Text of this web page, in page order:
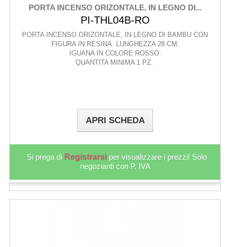
PORTA INCENSO ORIZONTALE, IN LEGNO DI...
PI-THL04B-RO
PORTA INCENSO ORIZONTALE, IN LEGNO DI BAMBU CON
FIGURA IN RESINA. LUNGHEZZA 28 CM.
IGUANA IN COLORE ROSSO.
QUANTITA MINIMA 1 PZ.
APRI SCHEDA
Si prega di Registrarsi per visualizzare i prezzi! Solo
negozianti con P. IVA